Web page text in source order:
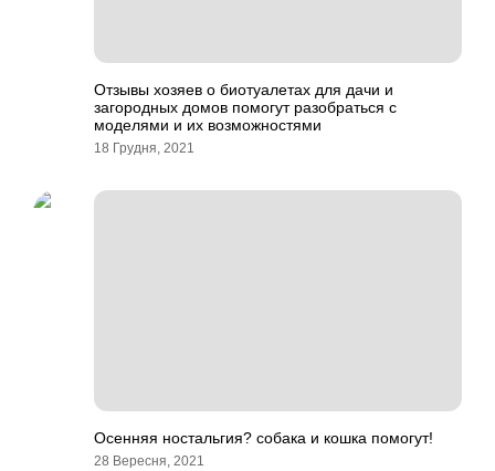
Отзывы хозяев о биотуалетах для дачи и
загородных домов помогут разобраться с
моделями и их возможностями
18 Грудня, 2021
Осенняя ностальгия? собака и кошка помогут!
28 Вересня, 2021